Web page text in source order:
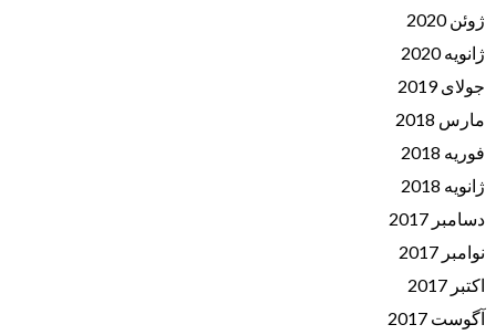
ژوئن 2020
ژانویه 2020
جولای 2019
مارس 2018
فوریه 2018
ژانویه 2018
دسامبر 2017
نوامبر 2017
اکتبر 2017
آگوست 2017